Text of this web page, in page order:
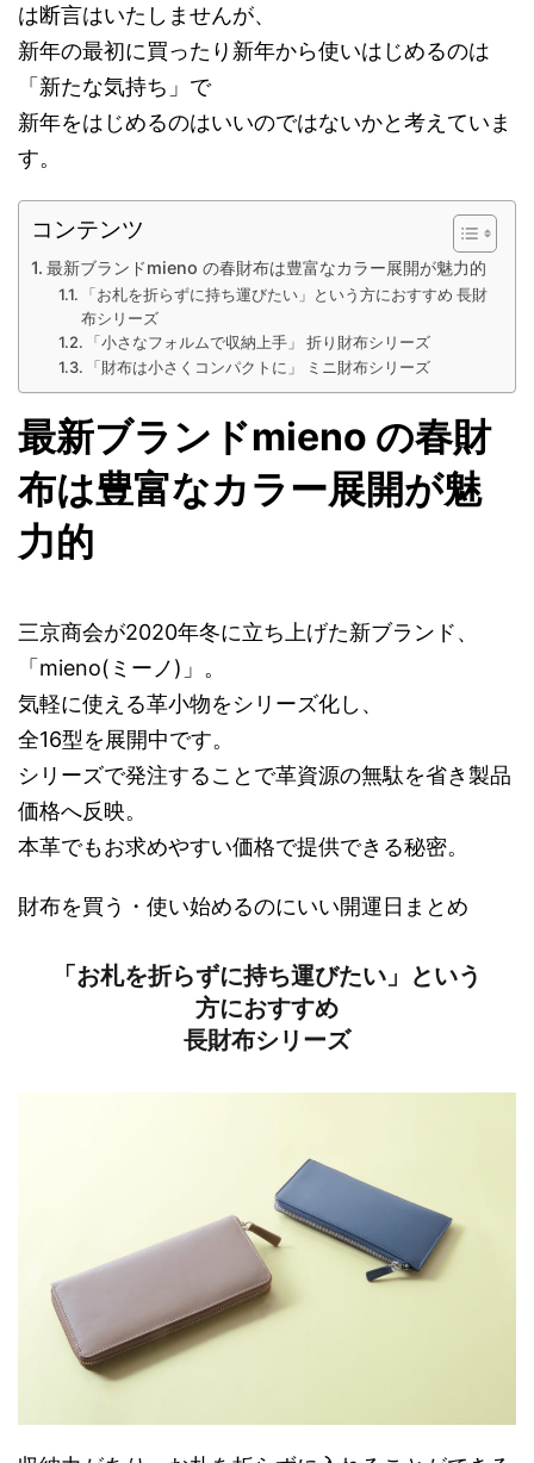
は断言はいたしませんが、
新年の最初に買ったり新年から使いはじめるのは
「新たな気持ち」で
新年をはじめるのはいいのではないかと考えていま
す。
コンテンツ
最新ブランドmieno の春財布は豊富なカラー展開が魅力的
「お札を折らずに持ち運びたい」という方におすすめ 長財
布シリーズ
「小さなフォルムで収納上手」 折り財布シリーズ
「財布は小さくコンパクトに」 ミニ財布シリーズ
最新ブランドmieno の春財
布は豊富なカラー展開が魅
力的
三京商会が2020年冬に立ち上げた新ブランド、
「mieno(ミーノ)」。
気軽に使える革小物をシリーズ化し、
全16型を展開中です。
シリーズで発注することで革資源の無駄を省き製品
価格へ反映。
本革でもお求めやすい価格で提供できる秘密。
財布を買う・使い始めるのにいい開運日まとめ
「お札を折らずに持ち運びたい」という
方におすすめ
長財布シリーズ